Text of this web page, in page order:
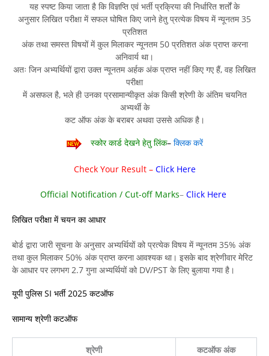
यह स्पष्ट किया जाता है कि विज्ञप्ति एवं भर्ती प्रक्रिया की निर्धारित शर्तों के
अनुसार लिखित परीक्षा में सफल घोषित किए जाने हेतु प्रत्येक विषय में न्यूनतम 35
प्रतिशत
अंक तथा समस्त विषयों में कुल मिलाकर न्यूनतम 50 प्रतिशत अंक प्राप्त करना
अनिवार्य था।
अतः जिन अभ्यर्थियों द्वारा उक्त न्यूनतम अर्हक अंक प्राप्त नहीं किए गए हैं, वह लिखित
परीक्षा
में असफल है, भले ही उनका प्रसामान्यीकृत अंक किसी श्रेणी के अंतिम चयनित
अभ्यर्थी के
कट ऑफ अंक के बराबर अथवा उससे अधिक है।
स्कोर कार्ड देखने हेतु लिंक– क्लिक करें
Check Your Result – Click Here
Official Notification / Cut-off Marks– Click Here
लिखित परीक्षा में चयन का आधार
बोर्ड द्वारा जारी सूचना के अनुसार अभ्यर्थियों को प्रत्येक विषय में न्यूनतम 35% अंक
तथा कुल मिलाकर 50% अंक प्राप्त करना आवश्यक था। इसके बाद श्रेणीवार मेरिट
के आधार पर लगभग 2.7 गुना अभ्यर्थियों को DV/PST के लिए बुलाया गया है।
यूपी पुलिस SI भर्ती 2025 कटऑफ
सामान्य श्रेणी कटऑफ
श्रेणी कटऑफ अंक